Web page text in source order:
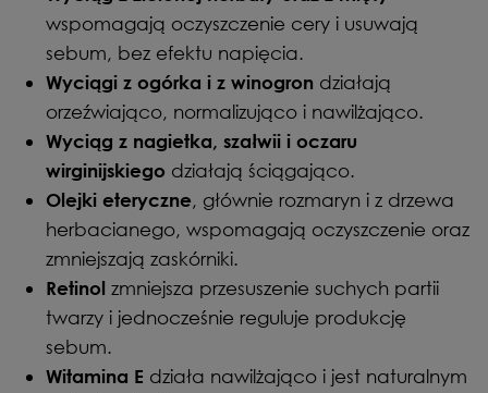
wspomagają oczyszczenie cery i usuwają
sebum, bez efektu napięcia.
Wyciągi z ogórka i z winogron działają
orzeźwiająco, normalizująco i nawilżająco.
Wyciąg z nagietka, szałwii i oczaru
wirginijskiego działają ściągająco.
Olejki eteryczne, głównie rozmaryn i z drzewa
herbacianego, wspomagają oczyszczenie oraz
zmniejszają zaskórniki.
Retinol zmniejsza przesuszenie suchych partii
twarzy i jednocześnie reguluje produkcję
sebum.
Witamina E działa nawilżająco i jest naturalnym